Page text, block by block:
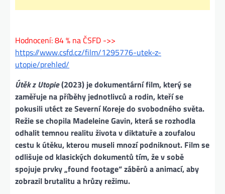
Hodnocení: 84 % na ČSFD ->>
https://www.csfd.cz/film/1295776-utek-z-
utopie/prehled/
Útěk z Utopie(2023) je dokumentární film, který se
zaměřuje na příběhy jednotlivců a rodin, kteří se
pokusili utéct ze Severní Koreje do svobodného světa.
Režie se chopila Madeleine Gavin, která se rozhodla
odhalit temnou realitu života v diktatuře a zoufalou
cestu k útěku, kterou museli mnozí podniknout. Film se
odlišuje od klasických dokumentů tím, že v sobě
spojuje prvky „found footage“ záběrů a animací, aby
zobrazil brutalitu a hrůzy režimu.